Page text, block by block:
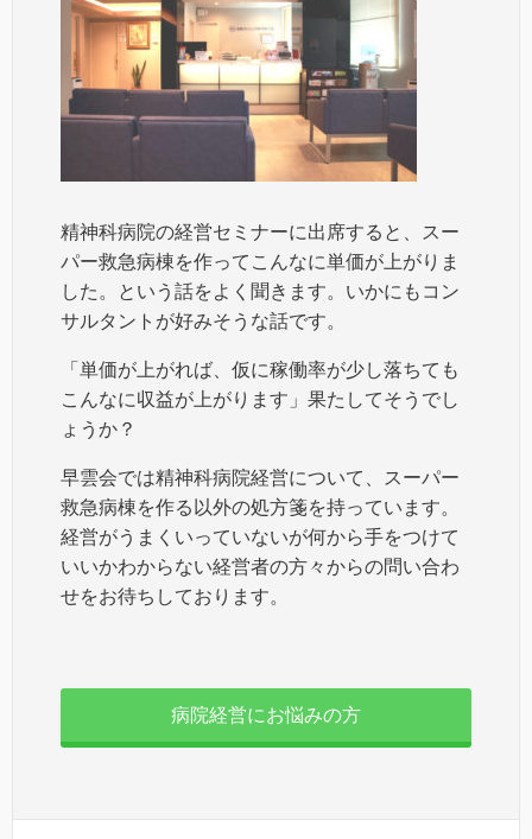
精神科病院の経営セミナーに出席すると、スー
パー救急病棟を作ってこんなに単価が上がりま
した。という話をよく聞きます。いかにもコン
サルタントが好みそうな話です。
「単価が上がれば、仮に稼働率が少し落ちても
こんなに収益が上がります」果たしてそうでし
ょうか？
早雲会では精神科病院経営について、スーパー
救急病棟を作る以外の処方箋を持っています。
経営がうまくいっていないが何から手をつけて
いいかわからない経営者の方々からの問い合わ
せをお待ちしております。
病院経営にお悩みの方